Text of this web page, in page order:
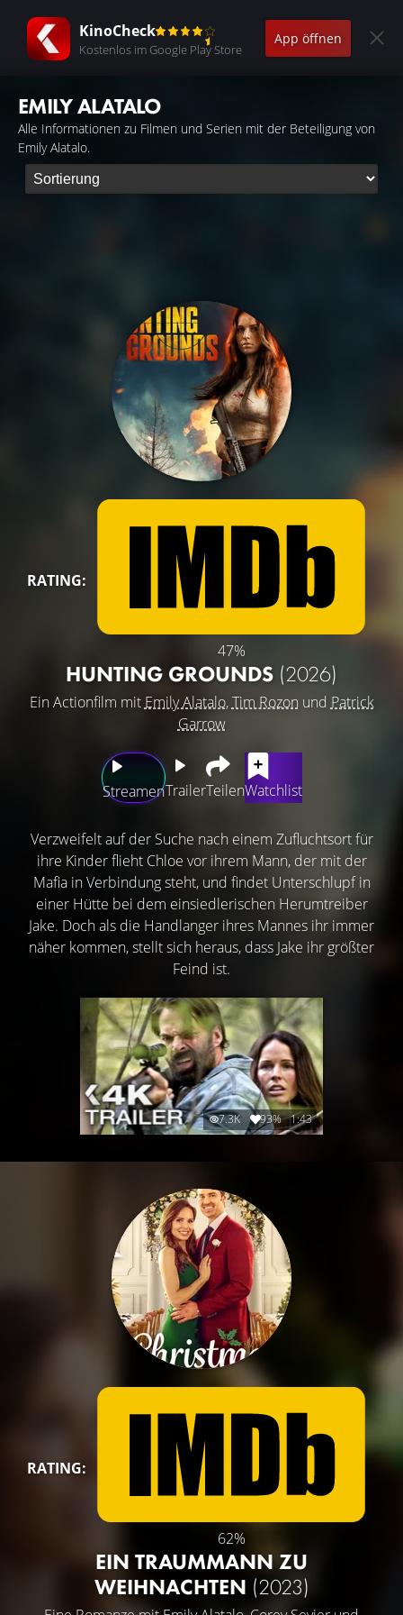
KinoCheck
Kostenlos im Google Play Store
App öffnen
EMILY ALATALO
Alle Informationen zu Filmen und Serien mit der Beteiligung von
Emily Alatalo.
RATING:
47%
HUNTING GROUNDS (2026)
Ein Actionfilm mit Emily Alatalo,Tim Rozon und Patrick
Garrow
StreamenTrailerTeilenWatchlist
Verzweifelt auf der Suche nach einem Zufluchtsort für
ihre Kinder flieht Chloe vor ihrem Mann, der mit der
Mafia in Verbindung steht, und findet Unterschlupf in
einer Hütte bei dem einsiedlerischen Herumtreiber
Jake. Doch als die Handlanger ihres Mannes ihr immer
näher kommen, stellt sich heraus, dass Jake ihr größter
Feind ist.
7.3K 93% 1:43
RATING:
62%
EIN TRAUMMANN ZU
WEIHNACHTEN (2023)